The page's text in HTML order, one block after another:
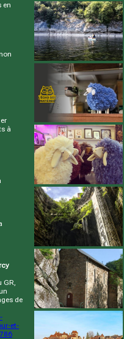
en
à
GR,
de
et-